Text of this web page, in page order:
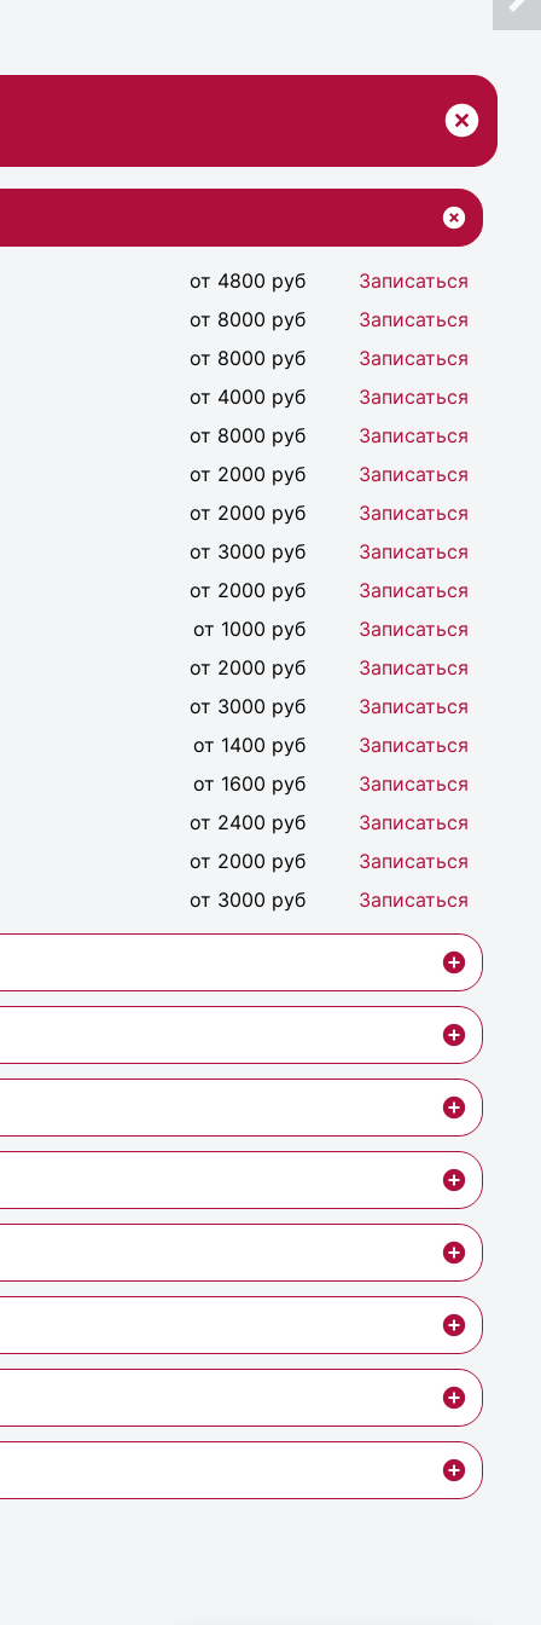
от 4800 руб
Записаться
от 8000 руб
Записаться
от 8000 руб
Записаться
от 4000 руб
Записаться
от 8000 руб
Записаться
от 2000 руб
Записаться
от 2000 руб
Записаться
от 3000 руб
Записаться
от 2000 руб
Записаться
от 1000 руб
Записаться
от 2000 руб
Записаться
от 3000 руб
Записаться
от 1400 руб
Записаться
от 1600 руб
Записаться
от 2400 руб
Записаться
от 2000 руб
Записаться
от 3000 руб Записаться